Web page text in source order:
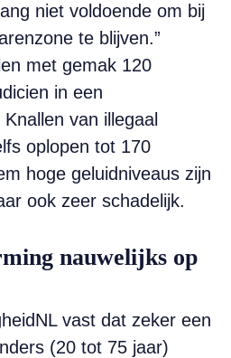
niet voldoende om bij
te blijven.”
met gemak 120
in een
van illegaal
oplopen tot 170
hoge geluidniveaus zijn
ook zeer schadelijk.
nauwelijks op
vast dat zeker een
(20 tot 75 jaar)